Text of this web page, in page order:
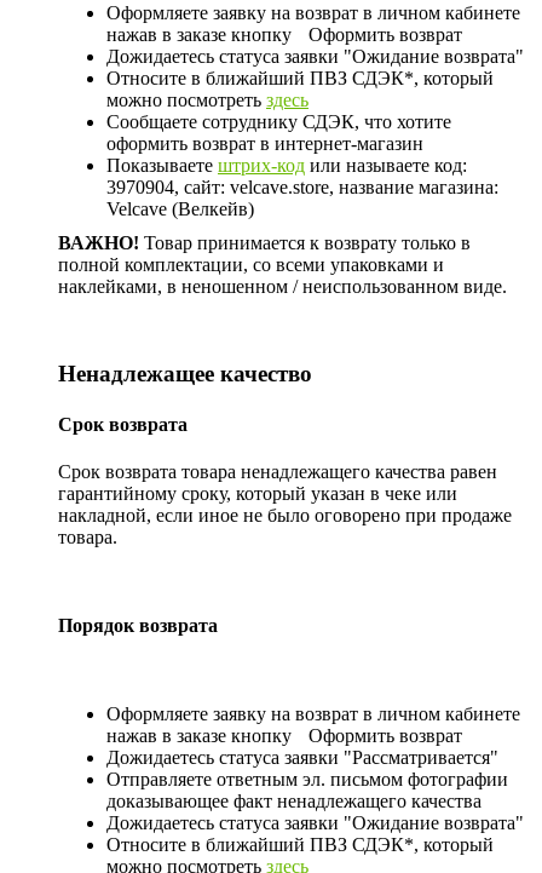
Оформляете заявку на возврат в личном кабинете
нажав в заказе кнопку
Оформить возврат
Дожидаетесь статуса заявки "Ожидание возврата"
Относите в ближайший ПВЗ СДЭК*, который
можно посмотреть здесь
Сообщаете сотруднику СДЭК, что хотите
оформить возврат в интернет-магазин
Показываете штрих-код или называете код:
3970904, сайт: velcave.store, название магазина:
Velcave (Велкейв)
ВАЖНО! Товар принимается к возврату только в
полной комплектации, со всеми упаковками и
наклейками, в неношенном / неиспользованном виде.
Ненадлежащее качество
Срок возврата
Срок возврата товара ненадлежащего качества равен
гарантийному сроку, который указан в чеке или
накладной, если иное не было оговорено при продаже
товара.
Порядок возврата
Оформляете заявку на возврат в личном кабинете
нажав в заказе кнопку
Оформить возврат
Дожидаетесь статуса заявки "Рассматривается"
Отправляете ответным эл. письмом фотографии
доказывающее факт ненадлежащего качества
Дожидаетесь статуса заявки "Ожидание возврата"
Относите в ближайший ПВЗ СДЭК*, который
можно посмотреть здесь